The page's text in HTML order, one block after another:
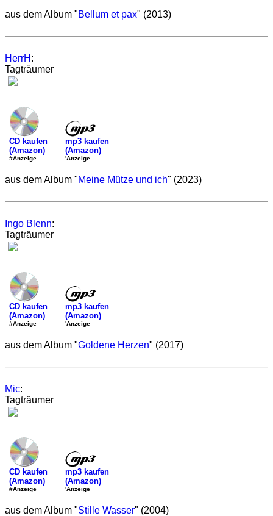
aus dem Album "Bellum et pax" (2013)
HerrH :
Tagträumer
CD kaufen
(Amazon)
#Anzeige
mp3 kaufen
(Amazon)
'Anzeige
aus dem Album "Meine Mütze und ich" (2023)
Ingo Blenn:
Tagträumer
CD kaufen
(Amazon)
#Anzeige
mp3 kaufen
(Amazon)
'Anzeige
aus dem Album "Goldene Herzen" (2017)
Mic:
Tagträumer
CD kaufen
(Amazon)
#Anzeige
mp3 kaufen
(Amazon)
'Anzeige
aus dem Album "Stille Wasser" (2004)